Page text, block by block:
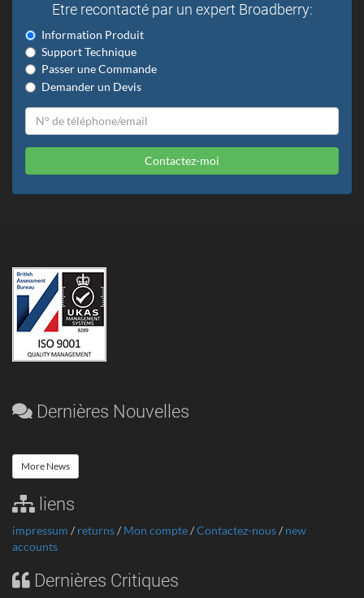
Etre recontacté par un expert Broadberry:
Information Produit
Support Technique
Passer une Commande
Demander un Devis
Contactez-moi
Dernières Nouvelles
More News
liens
impressum / returns/ Mon compte/Contactez-nous/ new
accounts
Dernières Critiques